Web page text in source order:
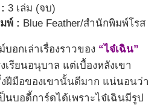
3 เล่ม (จบ)
พ์ : Blue Feather/สำนักพิมพ์โรส
อกเล่าเรื่องราวของ “ไจ๋เฉิน”
เรียนอนุบาล แต่เบื้องหลังเขา
ฝีมือของเขานั้นดีมาก แน่นอนว่า
นบอดี้การ์ดได้เพราะไจ๋เฉินมีรูป